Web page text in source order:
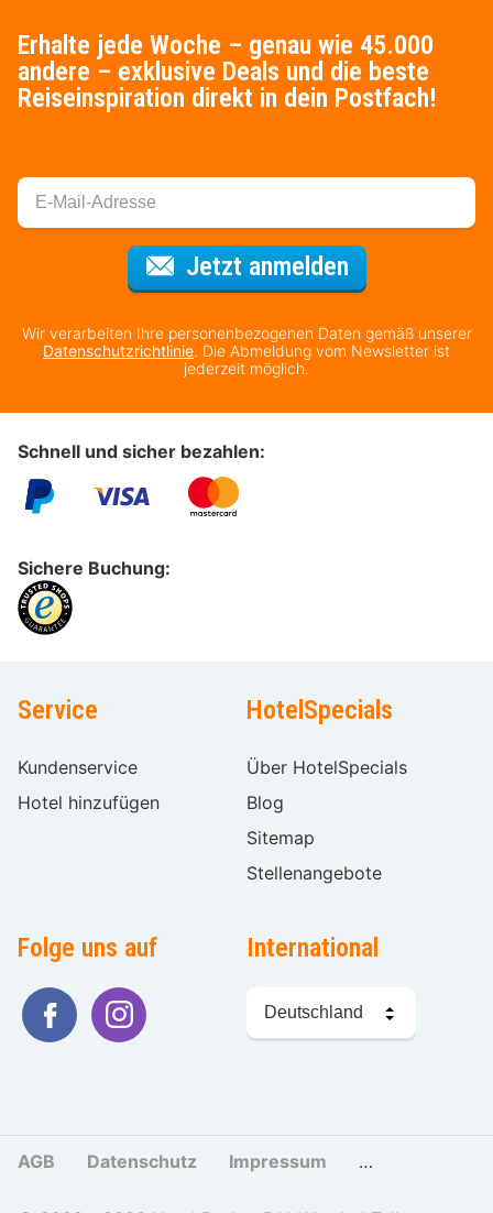
Erhalte jede Woche – genau wie 45.000
andere – exklusive Deals und die beste
Reiseinspiration direkt in dein Postfach!
Jetzt anmeldenFür den
Wir verarbeiten Ihre personenbezogenen Daten gemäß unserer
Datenschutzrichtlinie. Die Abmeldung vom Newsletter ist
jederzeit möglich.
Schnell und sicher bezahlen:
Sichere Buchung:
Service
Kundenservice
Hotel hinzufügen
HotelSpecials
Über HotelSpecials
Blog
Sitemap
Stellenangebote
Folge uns auf International
wählen
AGB Datenschutz Impressum Cookies und